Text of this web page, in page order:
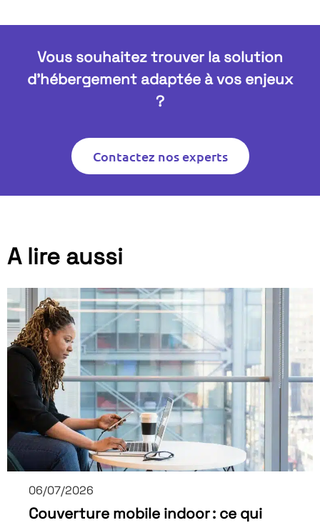
Vous souhaitez trouver la solution
d’hébergement adaptée à vos enjeux
?
Contactez nos experts
A lire aussi
06/07/2026
Couverture mobile indoor : ce qui